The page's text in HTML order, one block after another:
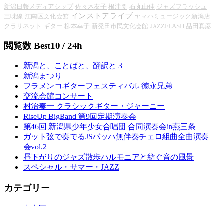
新潟日報メディアシップ 佐々木友子 根津要 石丸由佳 ジャズフラッシュ
三味線 江南区文化会館 インストアライブ ヤマハミュージック新潟店
クラリネット ギター 柳本幸子 新発田市民文化会館 JAZZFLASH 品田真彦
閲覧数 Best10 / 24h
新潟と、ことばと、翻訳と 3
新潟まつり
フラメンコギターフェスティバル 徳永兄弟
交流会館コンサート
村治奏一 クラシックギター・ジャーニー
RiseUp BigBand 第9回定期演奏会
第46回 新潟県少年少女合唱団 合同演奏会in燕三条
ガット弦で奏でるJSバッハ無伴奏チェロ組曲全曲演奏
会vol.2
昼下がりのジャズ散歩ハルモニアと紡ぐ音の風景
スペシャル・サマー・JAZZ
カテゴリー